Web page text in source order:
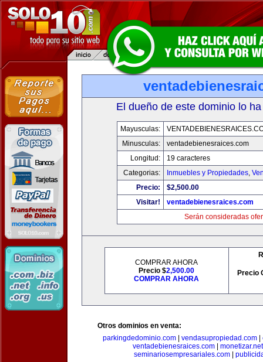
El dueño de este dominio lo
Mayusculas:
Minusculas:
ventadebienesraices.com
Longitud:
19 caracteres
Categorias:
Inmuebles y Propiedades,
Precio:
$2,500.00
Visitar!
ventadebienesraices.com
Serán consideradas
COMPRAR AHORA
Precio $2,500.00
COMPRAR AHORA
Precio
Otros dominios en venta:
parkingdedominio.com| vendasupropiedad.com|
ventadebienesraices.com
monetizar.net
seminariosempresariales.com